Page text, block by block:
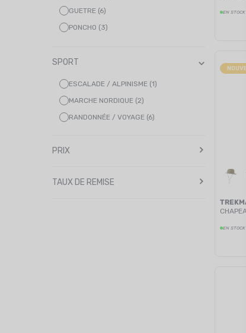
GUETRE (6)
PONCHO (3)
SPORT
ESCALADE / ALPINISME (1)
MARCHE NORDIQUE (2)
RANDONNÉE / VOYAGE (6)
PRIX
TAUX DE REMISE
EN
EN